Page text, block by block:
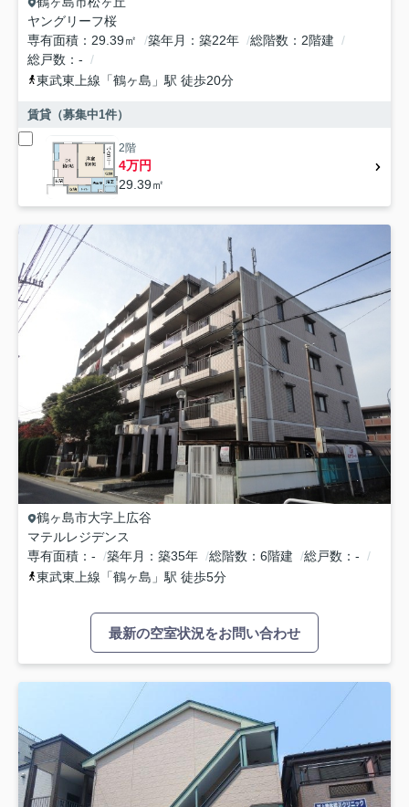
ヤングリーフ桜
専有面積
29.39㎡ 築年月 築22年 総階数
2階建
総戸数
-
東武東上線 「鶴ヶ島 」駅 徒歩20分
賃貸（募集中1件）
2階
4万円
29.39㎡
鶴ヶ島市大字上広谷
マテルレジデンス
専有面積
- 築年月 築35年 総階数 6階建 総戸数
-
東武東上線 「鶴ヶ島 」駅 徒歩5分
最新の空室状況をお問い合わせ